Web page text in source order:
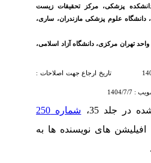
پزشکی، مرکز تحقیقات زیست
علوم پزشکی مازندران، ساری،
تهران مرکزی، دانشگاه آزاد اسلامی،
تاریخ دریافت : 1404/15/19 تاریخ ارجاع جهت اصلاحات :
در جلد 35،
شماره 250
های نویسنده ها به